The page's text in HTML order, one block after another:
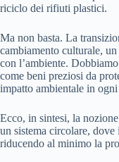
riciclo dei rifiuti plastici.
Ma non basta. La
cambiamento culturale,
con l’ambiente.
come beni preziosi da
impatto ambientale in
Ecco, in sintesi, la nozione
un sistema circolare,
riducendo al minimo la